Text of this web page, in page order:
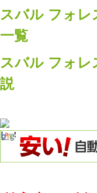
スバル フォレ
一覧
スバル フォレ
説